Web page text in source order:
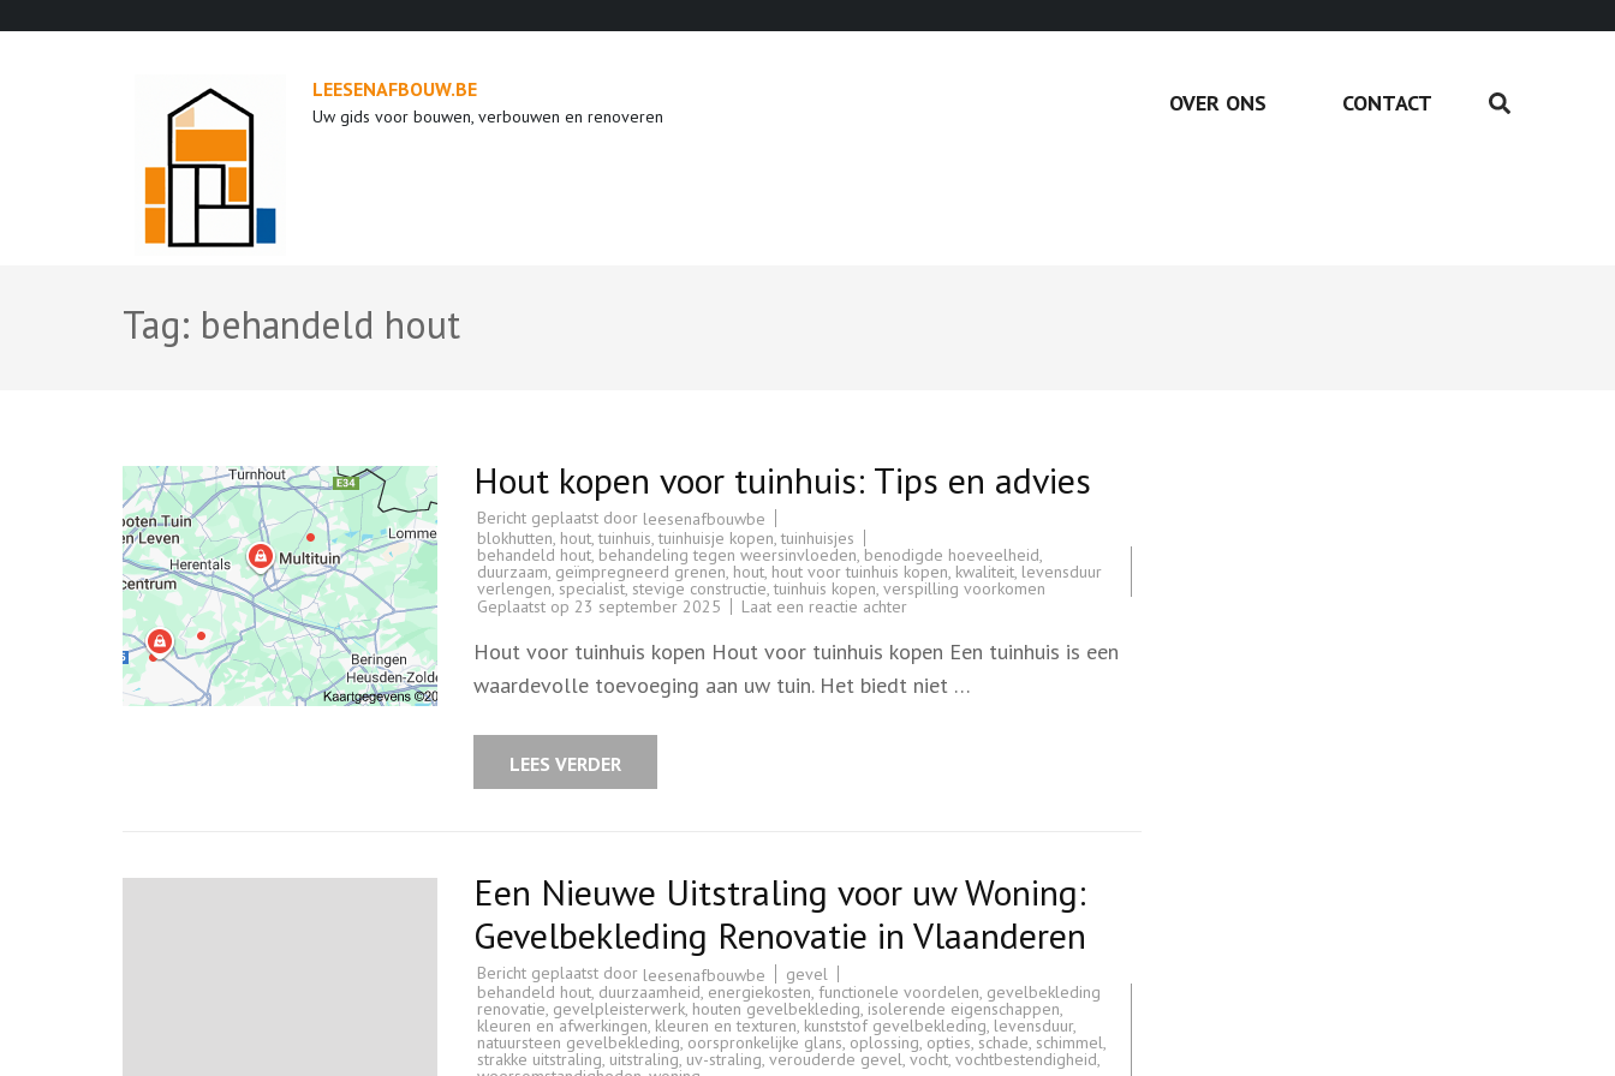
LEESENAFBOUW.BE
Uw gids voor bouwen, verbouwen en renoveren OVER ONS CONTACT
Tag: behandeld hout
Hout kopen voor tuinhuis: Tips en advies
Bericht geplaatst door leesenafbouwbe
blokhutten, hout,tuinhuis,tuinhuisje kopen,tuinhuisjes
behandeld hout, behandeling tegen weersinvloeden, benodigde hoeveelheid,
duurzaam, geïmpregneerd grenen, hout, hout voor tuinhuis kopen, kwaliteit, levensduur
verlengen,specialist, stevige constructie,tuinhuis kopen, verspilling voorkomen
Geplaatst op 23 september 2025 Laat een reactie achterop
voor
Tips
Hout voor tuinhuis kopen Hout voor tuinhuis kopen Een tuinhuis is een
waardevolle toevoeging aan uw tuin. Het biedt niet …
LEES VERDER
Een Nieuwe Uitstraling voor uw Woning:
Gevelbekleding Renovatie in Vlaanderen
Bericht geplaatst door leesenafbouwbe
gevel
behandeld hout duurzaamheid energiekosten functionele voordelen gevelbekleding
renovatie gevelpleisterwerk houten gevelbekleding isolerende eigenschappen
kleuren en afwerkingen kleuren en texturen kunststof gevelbekleding levensduur,
natuursteen gevelbekleding oorspronkelijke glans oplossing opties schade schimmel
strakke uitstraling uitstraling uv-straling verouderde gevel vocht vochtbestendigheid